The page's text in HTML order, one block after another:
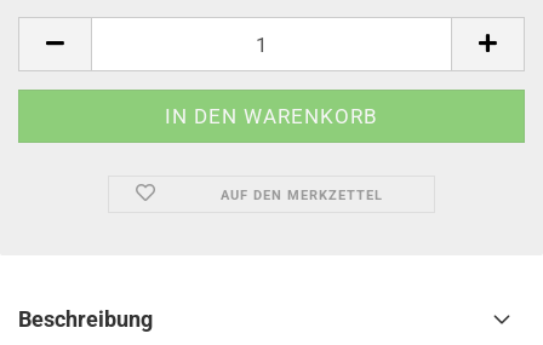
AUF DEN MERKZETTEL
Beschreibung